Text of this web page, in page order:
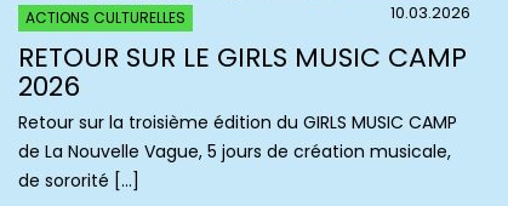
ACTIONS CULTURELLES 10.03.2026
RETOUR SUR LE GIRLS MUSIC CAMP
2026
Retour sur la troisième édition du GIRLS MUSIC CAMP
de La Nouvelle Vague, 5 jours de création musicale,
de sororité […]